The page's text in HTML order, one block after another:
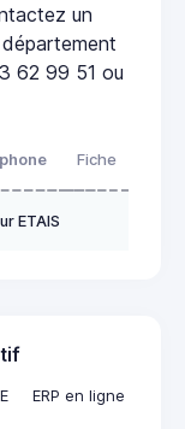
un
62 99 51 ou
Fiche
ETAIS
ERP en ligne